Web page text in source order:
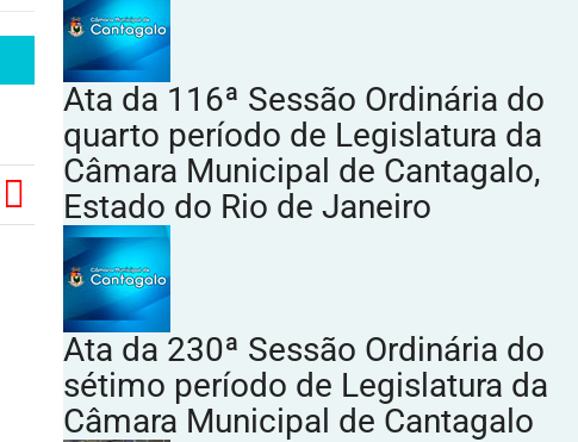
Ata da 116ª Sessão Ordinária do
quarto período de Legislatura da
Câmara Municipal de Cantagalo,
Estado do Rio de Janeiro
Ata da 230ª Sessão Ordinária do
sétimo período de Legislatura da
Câmara Municipal de Cantagalo